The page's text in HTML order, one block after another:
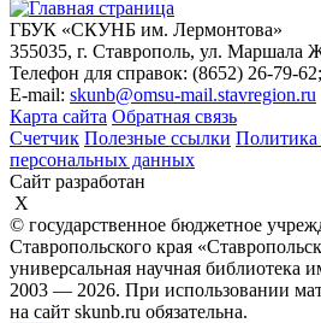
ГБУК «СКУНБ им. Лермонтова»
355035, г. Ставрополь, ул. Маршала
Телефон для справок: (8652) 26-79-
E-mail: skunb@omsu-mail.stavregion.ru
Карта сайта Обратная связь
Счетчик Полезные ссылки Политика
персональных данных
Сайт разработан
X
© государственное бюджетное
Ставропольского края
универсальная научная
2003 — 2026. При использовании
на сайт skunb.ru обязательна.